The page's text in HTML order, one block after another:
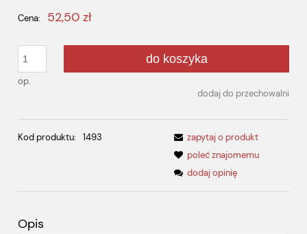
Cena: 52,50 zł
op.
do koszyka
dodaj do przechowalni
Kod produktu: 1493
zapytaj o produkt
poleć znajomemu
dodaj opinię
Opis